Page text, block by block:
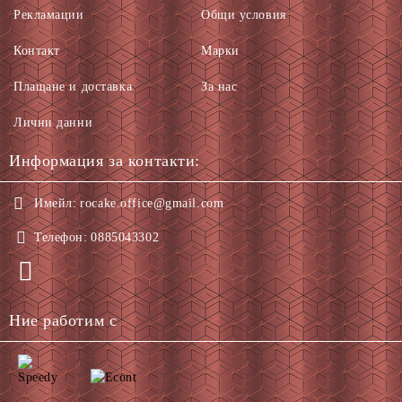
Рекламации
Контакт
Плащане и доставка
Лични данни
Общи условия
Марки
За нас
Информация за контакти:
Имейл: rocake.office@gmail.com
Телефон: 0885043302
Ние работим с